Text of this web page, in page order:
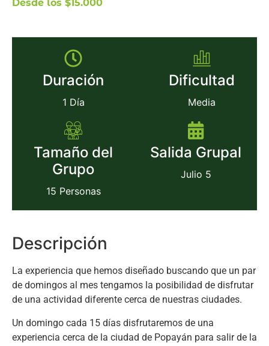
Desde los $15.000
Duración
1 Día
Dificultad
Media
Tamaño del
Grupo
15 Personas
Salida Grupal
Julio 5
Descripción
La experiencia que hemos diseñado buscando que un par
de domingos al mes tengamos la posibilidad de disfrutar
de una actividad diferente cerca de nuestras ciudades.
Un domingo cada 15 días disfrutaremos de una
experiencia cerca de la ciudad de Popayán para salir de la